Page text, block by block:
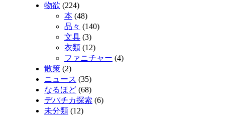
物欲 (224)
本 (48)
品々 (140)
文具 (3)
衣類 (12)
ファニチャー (4)
散策 (2)
ニュース (35)
なるほど (68)
デパチカ探索 (6)
未分類 (12)